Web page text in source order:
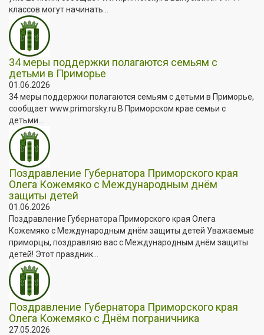
классов могут начинать...
34 меры поддержки полагаются семьям с
детьми в Приморье
01.06.2026
34 меры поддержки полагаются семьям с детьми в Приморье,
сообщает www.primorsky.ru В Приморском крае семьи с
детьми...
Поздравление Губернатора Приморского края
Олега Кожемяко с Международным днём
защиты детей
01.06.2026
Поздравление Губернатора Приморского края Олега
Кожемяко с Международным днём защиты детей Уважаемые
приморцы, поздравляю вас с Международным днём защиты
детей! Этот праздник...
Поздравление Губернатора Приморского края
Олега Кожемяко с Днём пограничника
27.05.2026